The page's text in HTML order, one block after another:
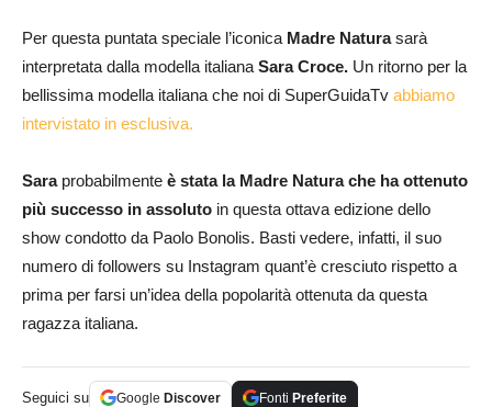
Per questa puntata speciale l’iconica Madre Naturasarà
interpretata dalla modella italiana Sara Croce. Un ritorno per la
bellissima modella italiana che noi di SuperGuidaTv abbiamo
intervistato in esclusiva.
Saraprobabilmente è stata la Madre Natura che ha ottenuto
più successo in assoluto in questa ottava edizione dello
show condotto da Paolo Bonolis. Basti vedere, infatti, il suo
numero di followers su Instagram quant’è cresciuto rispetto a
prima per farsi un’idea della popolarità ottenuta da questa
ragazza italiana.
Seguici su Google Discover Fonti Preferite